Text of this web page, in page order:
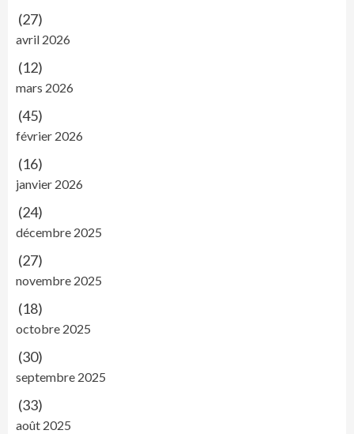
(27)
avril 2026
(12)
mars 2026
(45)
février 2026
(16)
janvier 2026
(24)
décembre 2025
(27)
novembre 2025
(18)
octobre 2025
(30)
septembre 2025
(33)
août 2025